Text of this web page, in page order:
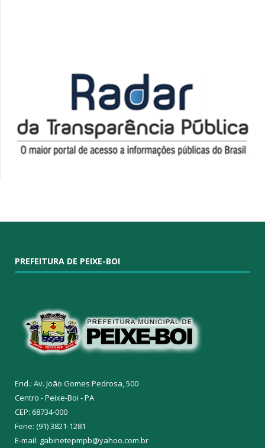
PREFEITURA DE PEIXE-BOI
End.: Av. João Gomes Pedrosa, 500
Centro - Peixe-Boi - PA
CEP: 68734-000
Fone: (91) 3821-1281
E-mail: gabinetepmpb@yahoo.com.br